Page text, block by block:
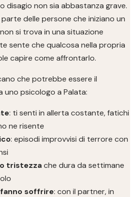
disagio non sia abbastanza grave.
delle persone che iniziano un
si trova in una situazione
sente che qualcosa nella propria
capire come affrontarlo.
che potrebbe essere il
uno psicologo a Palata:
: ti senti in allerta costante, fatichi
ne risente
: episodi improvvisi di terrore con
tristezzache dura da settimane
soffrire: con il partner, in